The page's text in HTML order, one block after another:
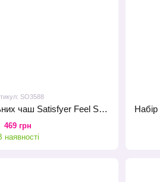
SO3588
Набір менструальних чаш Satisfyer Feel Secure (dark blue), 15мл і 20мл, мішечок для зберігання
469 грн
наявності